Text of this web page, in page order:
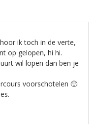
ik toch in de verte,
op gelopen, hi hi.
wil lopen dan ben je
voorschotelen 🙂